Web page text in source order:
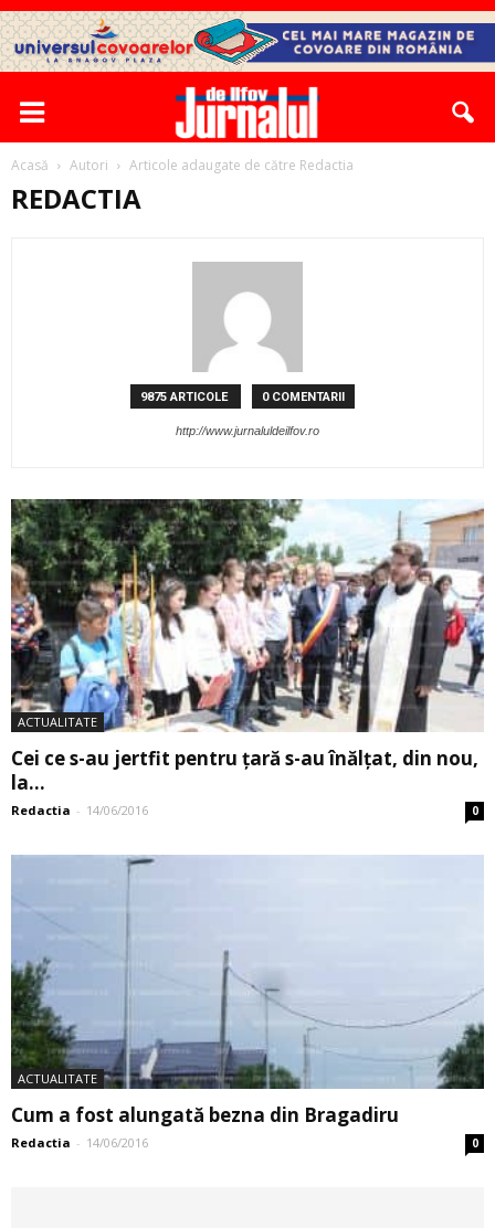
Acasă Autori Articole adaugate de către Redactia
REDACTIA
9875 ARTICOLE 0 COMENTARII
http://www.jurnaluldeilfov.ro
ACTUALITATE
Cei ce s-au jertfit pentru ţară s-au înălţat, din nou,
la...
Redactia - 14/06/2016 0
ACTUALITATE
Cum a fost alungată bezna din Bragadiru
Redactia - 14/06/2016 0